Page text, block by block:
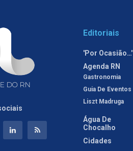
Editoriais
'Por Ocasião…'
Agenda RN
Gastronomia
Guia De Eventos
Liszt Madruga
Água De
Chocalho
Cidades